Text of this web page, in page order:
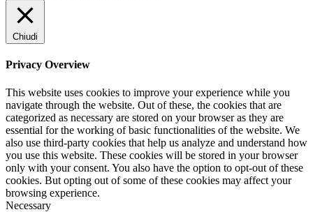
Chiudi
Privacy Overview
This website uses cookies to improve your experience while you
navigate through the website. Out of these, the cookies that are
categorized as necessary are stored on your browser as they are
essential for the working of basic functionalities of the website. We
also use third-party cookies that help us analyze and understand how
you use this website. These cookies will be stored in your browser
only with your consent. You also have the option to opt-out of these
cookies. But opting out of some of these cookies may affect your
browsing experience.
Necessary